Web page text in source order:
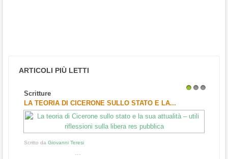
ARTICOLI PIÙ LETTI
Scritture
LA TEORIA DI CICERONE SULLO STATO E LA...
Scritto da Giovanni Teresi
...